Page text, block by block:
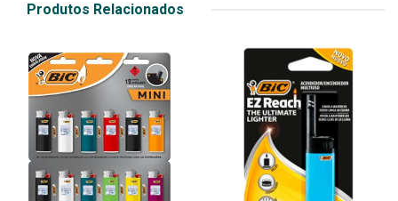
Produtos Relacionados